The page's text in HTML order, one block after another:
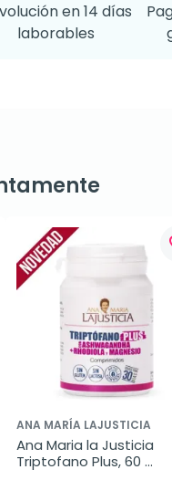
en 14 días
laborables
ANA MARÍA LAJUSTICIA
Ana Maria la Justicia
Triptofano Plus, 60